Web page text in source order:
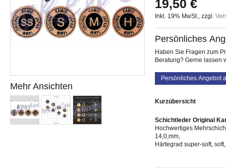
Mehr Ansichten
19,50 €
Inkl. 19% MwSt., zzgl.
Persönliches
Haben Sie Fragen zum
Beratung? Gerne lassen
Persönliches Angebot
Kurzübersicht
Schichtleder Original
Hochwertiges
14,0,mm,
Härtegrad super-soft,